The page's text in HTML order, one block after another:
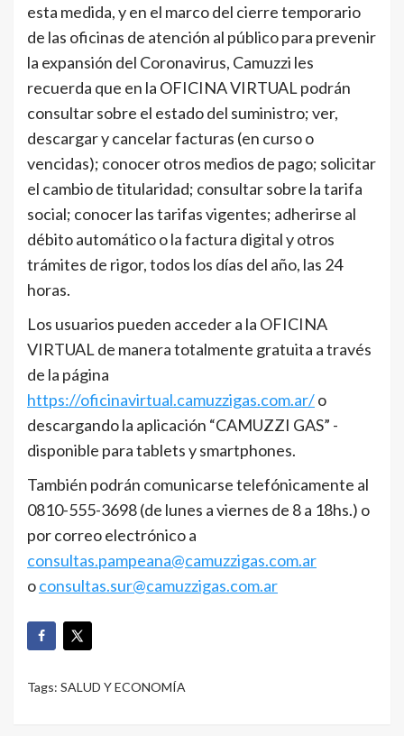
esta medida, y en el marco del cierre temporario
de las oficinas de atención al público para prevenir
la expansión del Coronavirus, Camuzzi les
recuerda que en la OFICINA VIRTUAL podrán
consultar sobre el estado del suministro; ver,
descargar y cancelar facturas (en curso o
vencidas); conocer otros medios de pago; solicitar
el cambio de titularidad; consultar sobre la tarifa
social; conocer las tarifas vigentes; adherirse al
débito automático o la factura digital y otros
trámites de rigor, todos los días del año, las 24
horas.
Los usuarios pueden acceder a la OFICINA
VIRTUAL de manera totalmente gratuita a través
de la página
https://oficinavirtual.camuzzigas.com.ar/o
descargando la aplicación “CAMUZZI GAS” -
disponible para tablets y smartphones.
También podrán comunicarse telefónicamente al
0810-555-3698 (de lunes a viernes de 8 a 18hs.) o
por correo electrónico a
consultas.pampeana@camuzzigas.com.ar
oconsultas.sur@camuzzigas.com.ar
Tags: SALUD Y ECONOMÍA